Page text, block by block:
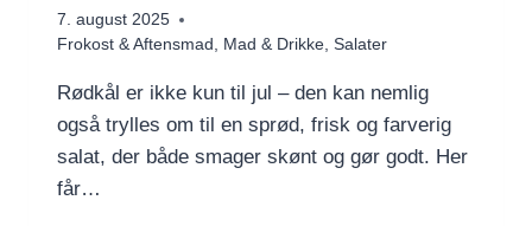
7. august 2025
Frokost & Aftensmad , Mad & Drikke, Salater
Rødkål er ikke kun til jul – den kan nemlig
også trylles om til en sprød, frisk og farverig
salat, der både smager skønt og gør godt. Her
får…